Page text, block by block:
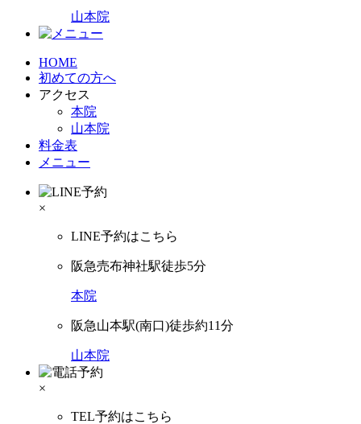
山本院
HOME
初めての方へ
アクセス
本院
山本院
料金表
メニュー
×
LINE予約はこちら
阪急売布神社駅徒歩5分
本院
阪急山本駅(南口)徒歩約11分
山本院
×
TEL予約はこちら